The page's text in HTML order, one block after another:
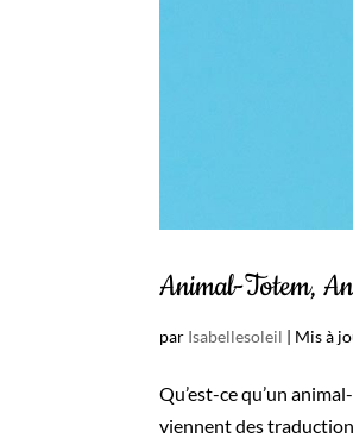
Animal-Totem,
par Isabellesoleil | Mis à
Qu’est-ce qu’un
viennent des